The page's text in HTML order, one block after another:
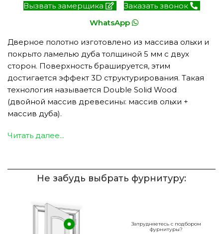
Вызвать замерщика
Заказать звонок
WhatsApp
Дверное полотно изготовлено из массива ольхи и
покрыто ламелью дуба толщиной 5 мм с двух
сторон. Поверхность брашируется, этим
достигается эффект 3D структурирования. Такая
технология называется Double Solid Wood
(двойной массив древесины: массив ольхи +
массив дуба).
Читать далее...
Не забудь выбрать фурнитуру:
Затрудняетесь с подбором
фурнитуры?